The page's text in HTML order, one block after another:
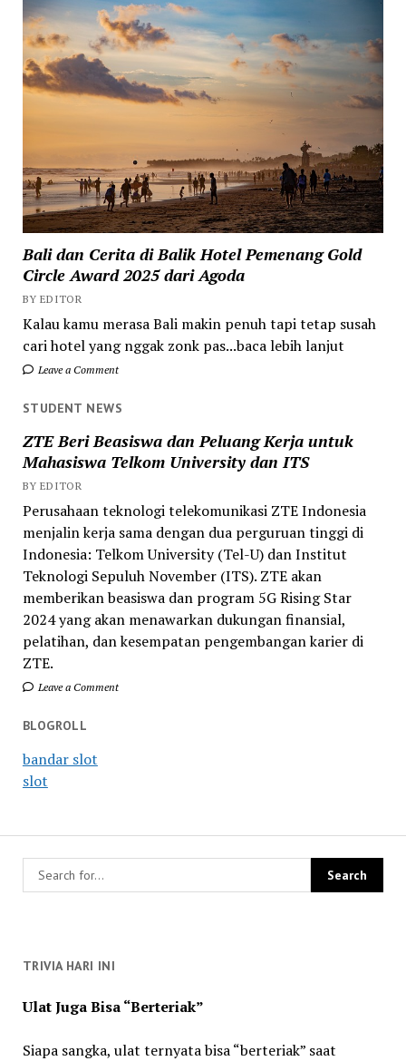
Bali dan Cerita di Balik Hotel Pemenang Gold
Circle Award 2025 dari Agoda
BY EDITOR
Kalau kamu merasa Bali makin penuh tapi tetap susah
cari hotel yang nggak zonk pas...baca lebih lanjut
Leave a Comment
STUDENT NEWS
ZTE Beri Beasiswa dan Peluang Kerja untuk
Mahasiswa Telkom University dan ITS
BY EDITOR
Perusahaan teknologi telekomunikasi ZTE Indonesia
menjalin kerja sama dengan dua perguruan tinggi di
Indonesia: Telkom University (Tel-U) dan Institut
Teknologi Sepuluh November (ITS). ZTE akan
memberikan beasiswa dan program 5G Rising Star
2024 yang akan menawarkan dukungan finansial,
pelatihan, dan kesempatan pengembangan karier di
ZTE.
Leave a Comment
BLOGROLL
bandar slot
slot
TRIVIA HARI INI
Ulat Juga Bisa “Berteriak”
Siapa sangka, ulat ternyata bisa “berteriak” saat